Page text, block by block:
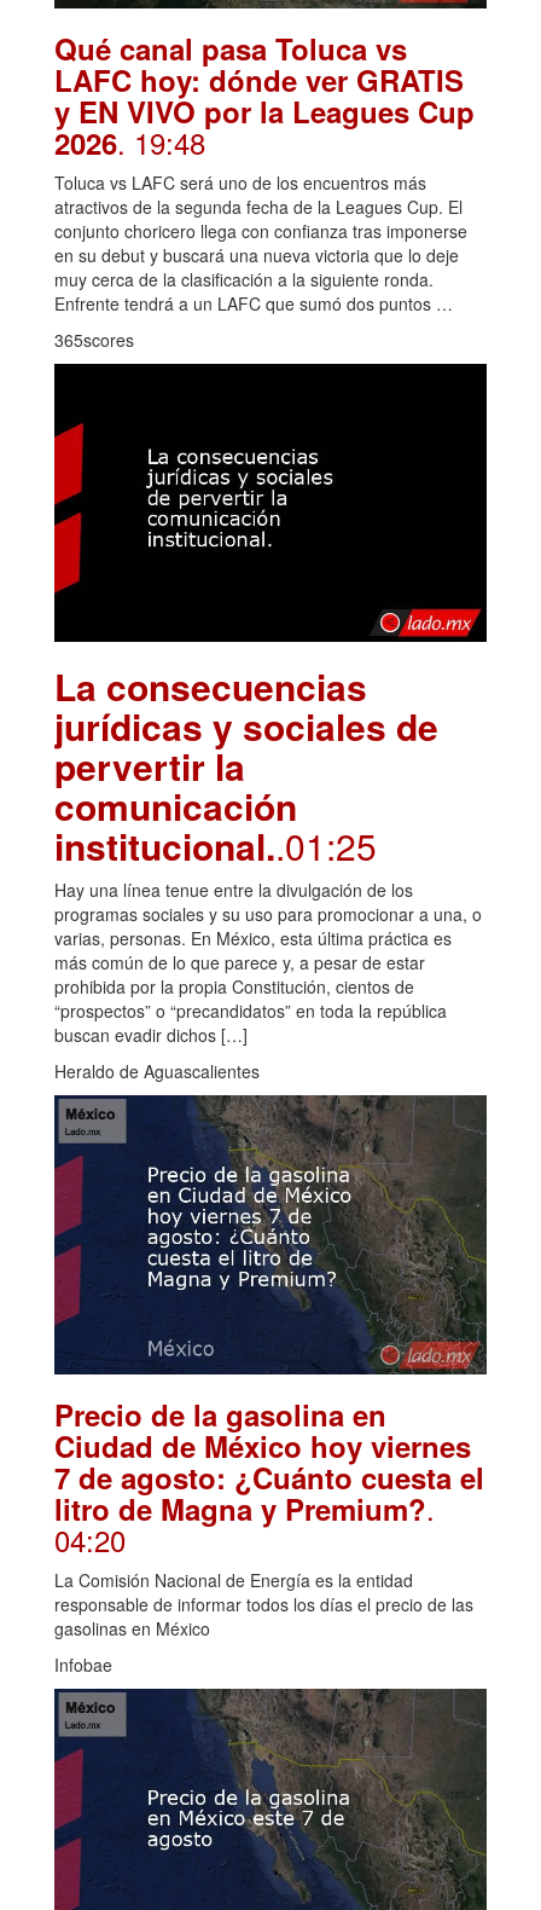
Qué canal pasa Toluca vs
LAFC hoy: dónde ver GRATIS
y EN VIVO por la Leagues Cup
2026. 19:48
Toluca vs LAFC será uno de los encuentros más
atractivos de la segunda fecha de la Leagues Cup. El
conjunto choricero llega con confianza tras imponerse
en su debut y buscará una nueva victoria que lo deje
muy cerca de la clasificación a la siguiente ronda.
Enfrente tendrá a un LAFC que sumó dos puntos …
365scores
La consecuencias
jurídicas y sociales de
pervertir la
comunicación
institucional..01:25
Hay una línea tenue entre la divulgación de los
programas sociales y su uso para promocionar a una, o
varias, personas. En México, esta última práctica es
más común de lo que parece y, a pesar de estar
prohibida por la propia Constitución, cientos de
“prospectos” o “precandidatos” en toda la república
buscan evadir dichos […]
Heraldo de Aguascalientes
Precio de la gasolina en
Ciudad de México hoy viernes
7 de agosto: ¿Cuánto cuesta el
litro de Magna y Premium?.
04:20
La Comisión Nacional de Energía es la entidad
responsable de informar todos los días el precio de las
gasolinas en México
Infobae